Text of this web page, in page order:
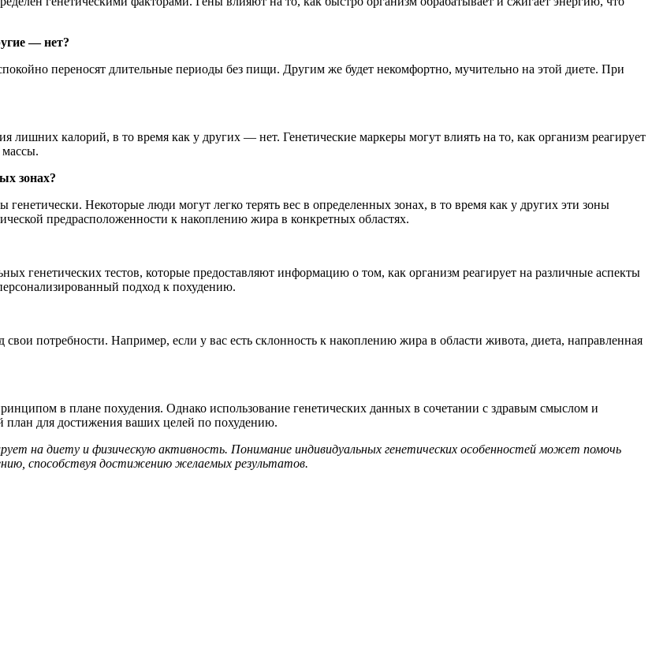
— нет?
переносят длительные периоды без пищи. Другим же будет некомфортно, мучительно на этой диете. При
калорий, в то время как у других — нет. Генетические маркеры могут влиять на то, как организм реагирует
зонах?
Некоторые люди могут легко терять вес в определенных зонах, в то время как у других эти зоны
предрасположенности к накоплению жира в конкретных областях.
генетических тестов, которые предоставляют информацию о том, как организм реагирует на различные аспекты
подход к похудению.
потребности. Например, если у вас есть склонность к накоплению жира в области живота, диета, направленная
в плане похудения. Однако использование генетических данных в сочетании с здравым смыслом и
план для достижения ваших целей по похудению.
на диету и физическую активность. Понимание индивидуальных генетических особенностей может помочь
способствуя достижению желаемых результатов.